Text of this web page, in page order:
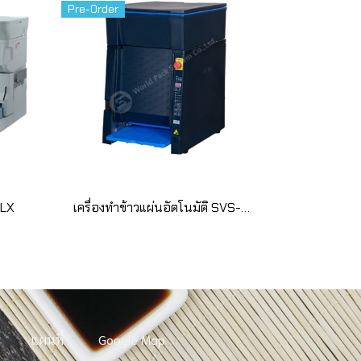
Pre-Order
เครื่องทำข้าวแผ่นอัตโนมัติ SVS-FCA
แผนที่ Google Map